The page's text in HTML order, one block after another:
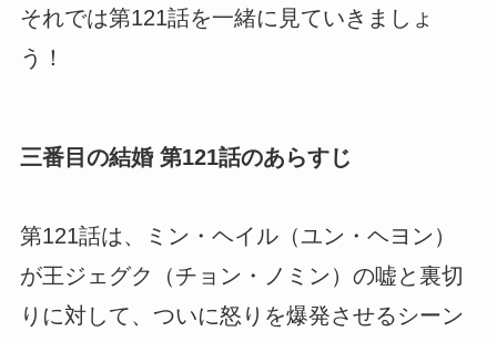
それでは第121話を一緒に見ていきましょ
う！
三番目の結婚 第121話のあらすじ
第121話は、ミン・ヘイル（ユン・ヘヨン）
が王ジェグク（チョン・ノミン）の嘘と裏切
りに対して、ついに怒りを爆発させるシーン